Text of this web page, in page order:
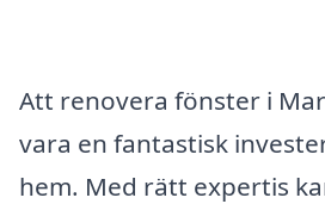
Att renovera fönster i
vara en fantastisk
hem. Med rätt expertis